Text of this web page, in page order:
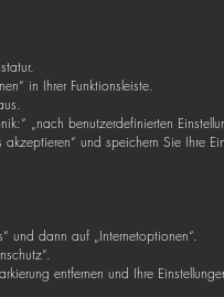
in Ihrer Funktionsleiste.
„nach benutzerdefinierten
und speichern Sie Ihre
und dann auf „Internetoptionen“.
entfernen und Ihre